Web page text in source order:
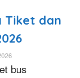
Tiket dan
bus